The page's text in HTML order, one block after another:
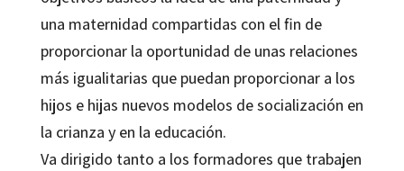
una maternidad compartidas con el fin de
proporcionar la oportunidad de unas relaciones
más igualitarias que puedan proporcionar a los
hijos e hijas nuevos modelos de socialización en
la crianza y en la educación.
Va dirigido tanto a los formadores que trabajen